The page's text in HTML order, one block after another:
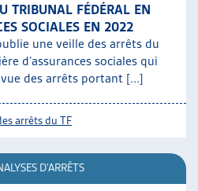
TRIBUNAL FÉDÉRAL EN
SOCIALES EN 2022
une veille des arrêts du
d’assurances sociales qui
des arrêts portant [...]
arrêts du TF
D'ARRÊTS